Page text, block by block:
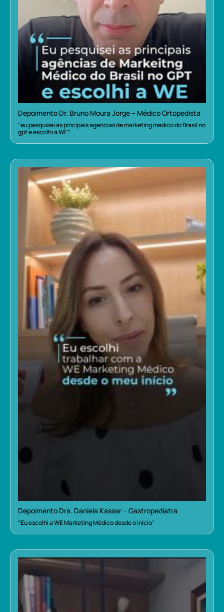
Depoimento Dr. Bruno Moura Jorge – Médico Ortopedista
“eu pesquisei as pincipais agencias de marketing medico do Brasil no
gpt e escolhi a WE”
Depoimento Dra. Daniela Kassar – Gastropediatra
“Eu escolhi a WE Marketing Médico desde o início”